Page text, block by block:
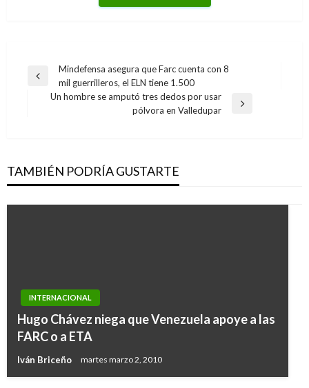
Navegación
Entrada
anterior
Mindefensa asegura que Farc cuenta con 8
mil guerrilleros, el ELN tiene 1.500
Un hombre se amputó tres dedos por usar
pólvora en Valledupar
TAMBIÉN PODRÍA GUSTARTE
INTERNACIONAL
Hugo Chávez niega que Venezuela apoye a las
FARC o a ETA
Iván Briceño martes marzo 2, 2010